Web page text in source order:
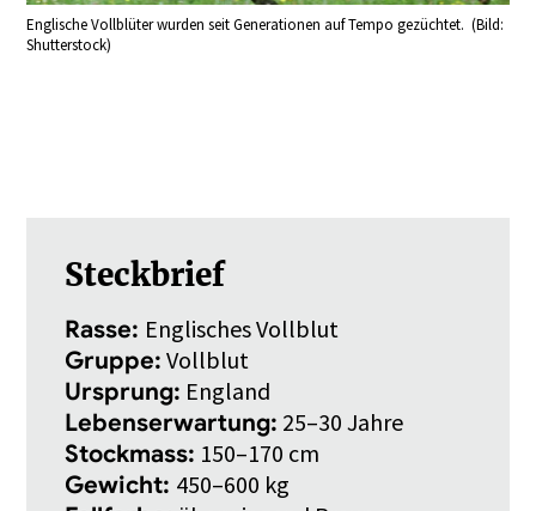
Englische Vollblüter wurden seit Generationen auf Tempo gezüchtet. (Bild:
Shutterstock)
Steckbrief
Rasse: Englisches Vollblut
Gruppe: Vollblut
Ursprung: England
Lebenserwartung: 25–30 Jahre
Stockmass: 150–170 cm
Gewicht: 450–600 kg